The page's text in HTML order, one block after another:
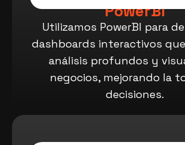
PowerBI
Utilizamos PowerBI para
dashboards interactivos
análisis profundos y
negocios, mejorando la
decisiones.